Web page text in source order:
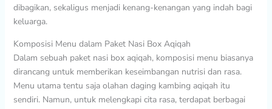
dibagikan, sekaligus menjadi kenang-kenangan yang indah bagi
keluarga.
Komposisi Menu dalam Paket Nasi Box Aqiqah
Dalam sebuah paket nasi box aqiqah, komposisi menu biasanya
dirancang untuk memberikan keseimbangan nutrisi dan rasa.
Menu utama tentu saja olahan daging kambing aqiqah itu
sendiri. Namun, untuk melengkapi cita rasa, terdapat berbagai